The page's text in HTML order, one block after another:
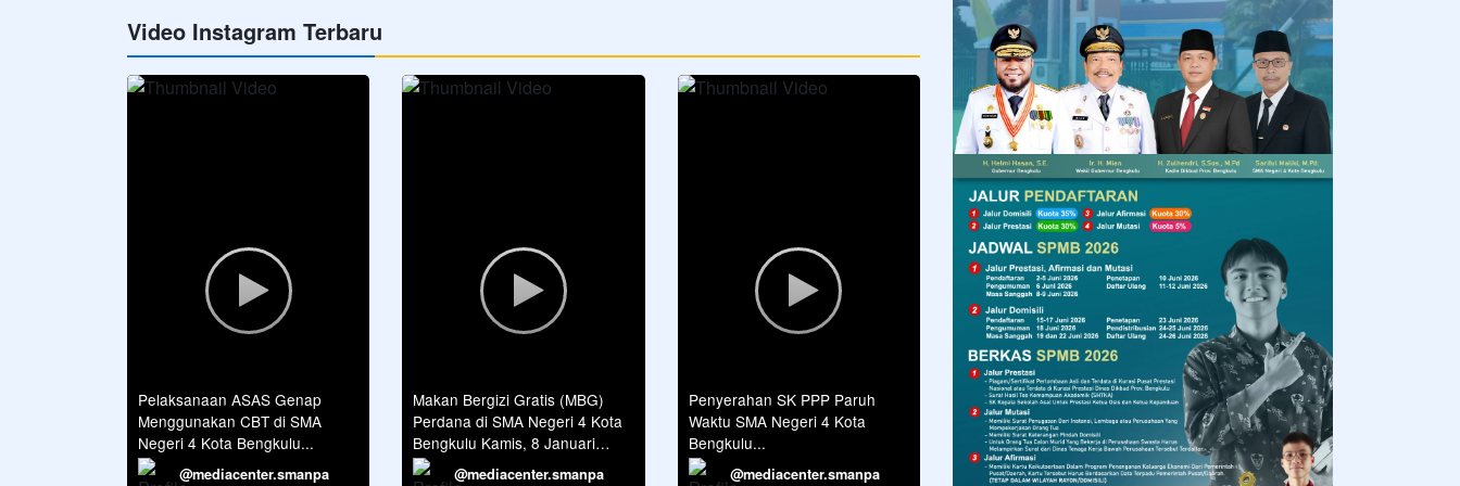
Video Instagram Terbaru
Pelaksanaan ASAS Genap
Menggunakan CBT di SMA
Negeri 4 Kota Bengkulu...
@mediacenter.smanpa
Makan Bergizi Gratis (MBG)
Perdana di SMA Negeri 4 Kota
Bengkulu Kamis, 8 Januari
2026...@mediacenter.smanpa
Penyerahan SK PPP Paruh
Waktu SMA Negeri 4 Kota
Bengkulu...
@mediacenter.smanpa